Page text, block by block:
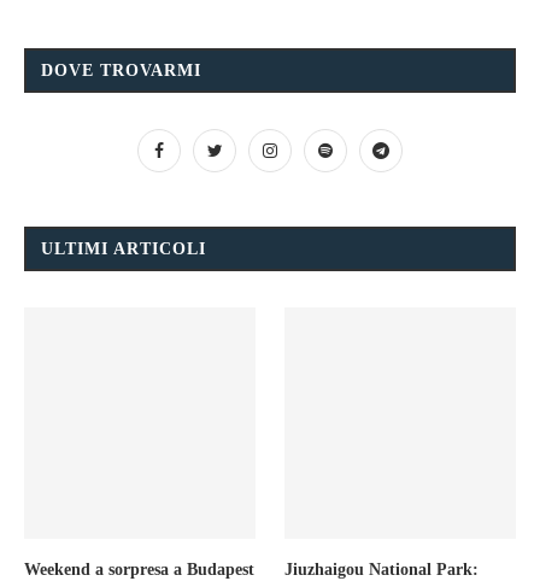
DOVE TROVARMI
ULTIMI ARTICOLI
Weekend a sorpresa a Budapest
Jiuzhaigou National Park: